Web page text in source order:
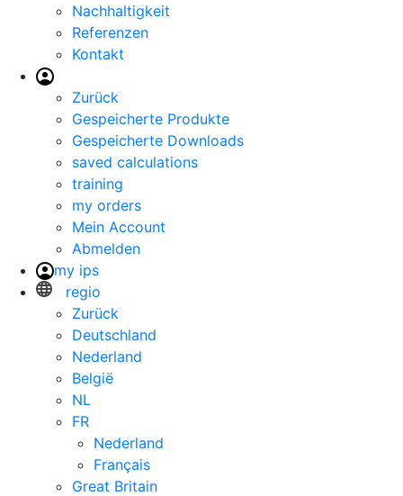
Nachhaltigkeit
Referenzen
Kontakt
Zurück
Gespeicherte Produkte
Gespeicherte Downloads
saved calculations
training
my orders
Mein Account
Abmelden
my ips
regio
Zurück
Deutschland
Nederland
België
NL
FR
Nederland
Français
Great Britain